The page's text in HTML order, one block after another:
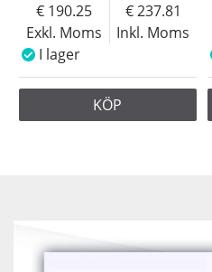
Exkl. Moms
190.25
Inkl. Moms
237.81
I lager
KÖP